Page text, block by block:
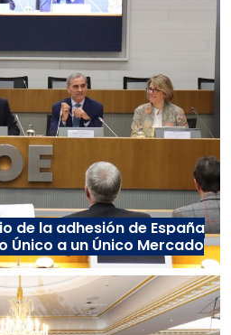
de la adhesión de España
Único a un Único Mercado